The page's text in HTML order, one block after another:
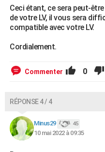
Ceci étant, ce sera peut-
de votre LV, il vous sera
compatible avec votre LV.
Cordialement.
Commenter 0
RÉPONSE 4 / 4
Minus29 45
10 mai 2022 à 09:35